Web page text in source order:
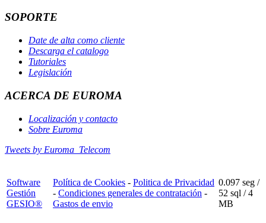
SOPORTE
Date de alta como cliente
Descarga el catalogo
Tutoriales
Legislación
ACERCA DE EUROMA
Localización y contacto
Sobre Euroma
Tweets by Euroma_Telecom
Software
Gestión
GESIO®
Política de Cookies - Politica de Privacidad
- Condiciones generales de contratación -
Gastos de envio
0.097 seg /
52 sql / 4
MB